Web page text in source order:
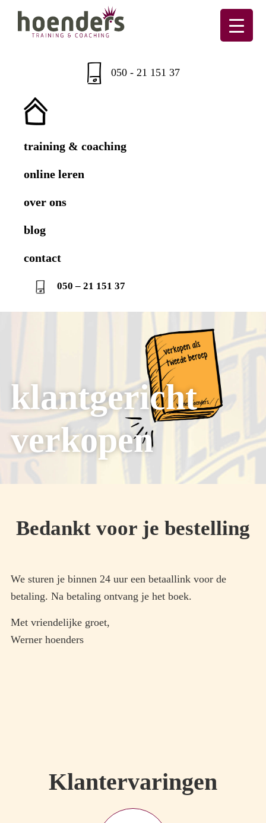
Skip
Skip
Skip
050 - 21 151 37
training & coaching
online leren
over ons
blog
contact
050 – 21 151 37
klantgericht
verkopen
Bedankt voor je bestelling
We sturen je binnen 24 uur een betaallink voor de
betaling. Na betaling ontvang je het boek.
Met vriendelijke groet,
Werner hoenders
Klantervaringen